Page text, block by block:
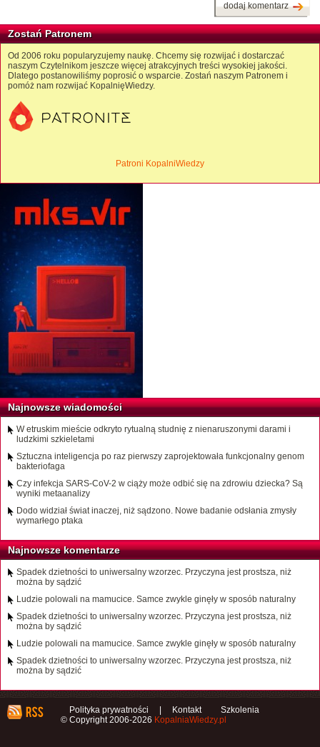
dodaj komentarz
Zostań Patronem
Od 2006 roku popularyzujemy naukę. Chcemy się rozwijać i dostarczać
naszym Czytelnikom jeszcze więcej atrakcyjnych treści wysokiej jakości.
Dlatego postanowiliśmy poprosić o wsparcie. Zostań naszym Patronem i
pomóż nam rozwijać KopalnięWiedzy.
Patroni KopalniWiedzy
Najnowsze wiadomości
W etruskim mieście odkryto rytualną studnię z nienaruszonymi darami i
ludzkimi szkieletami
Sztuczna inteligencja po raz pierwszy zaprojektowała funkcjonalny genom
bakteriofaga
Czy infekcja SARS-CoV-2 w ciąży może odbić się na zdrowiu dziecka? Są
wyniki metaanalizy
Dodo widział świat inaczej, niż sądzono. Nowe badanie odsłania zmysły
wymarłego ptaka
Najnowsze komentarze
Spadek dzietności to uniwersalny wzorzec. Przyczyna jest prostsza, niż
można by sądzić
Ludzie polowali na mamucice. Samce zwykle ginęły w sposób naturalny
Spadek dzietności to uniwersalny wzorzec. Przyczyna jest prostsza, niż
można by sądzić
Ludzie polowali na mamucice. Samce zwykle ginęły w sposób naturalny
Spadek dzietności to uniwersalny wzorzec. Przyczyna jest prostsza, niż
można by sądzić
Polityka prywatności Kontakt
Szkolenia
© Copyright 2006-2026 KopalniaWiedzy.pl